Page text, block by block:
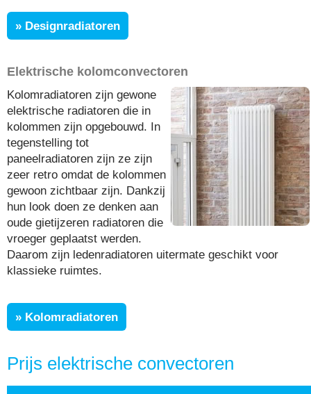
» Designradiatoren
Elektrische kolomconvectoren
Kolomradiatoren zijn gewone
elektrische radiatoren die in
kolommen zijn opgebouwd. In
tegenstelling tot
paneelradiatoren zijn ze zijn
zeer retro omdat de kolommen
gewoon zichtbaar zijn. Dankzij
hun look doen ze denken aan
oude gietijzeren radiatoren die
vroeger geplaatst werden.
Daarom zijn ledenradiatoren uitermate geschikt voor
klassieke ruimtes.
» Kolomradiatoren
Prijs elektrische convectoren